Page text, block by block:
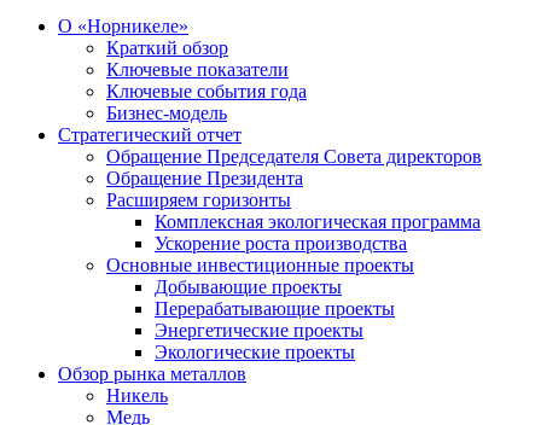
О «Норникеле»
Краткий обзор
Ключевые показатели
Ключевые события года
Бизнес-модель
Стратегический отчет
Обращение Председателя Совета директоров
Обращение Президента
Расширяем горизонты
Комплексная экологическая программа
Ускорение роста производства
Основные инвестиционные проекты
Добывающие проекты
Перерабатывающие проекты
Энергетические проекты
Экологические проекты
Обзор рынка металлов
Никель
Медь